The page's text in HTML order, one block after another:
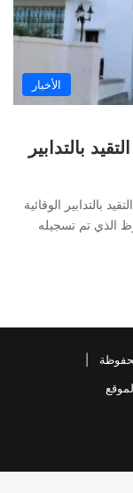
الأخبار
بالتدابير
بالتدابير الوقائية
الذي تم تسجيله